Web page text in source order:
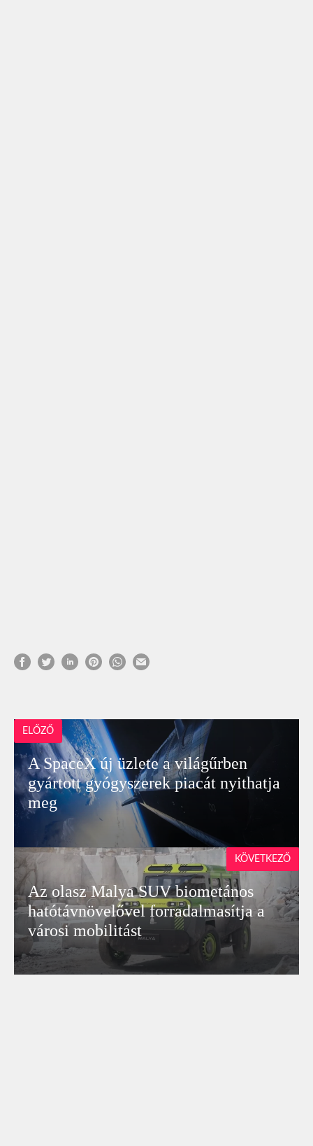
ELŐZŐ
A SpaceX új üzlete a világűrben
gyártott gyógyszerek piacát nyithatja
meg
Az olasz Malya SUV biometános
hatótávnövelővel forradalmasítja a
városi mobilitást
KÖVETKEZŐ